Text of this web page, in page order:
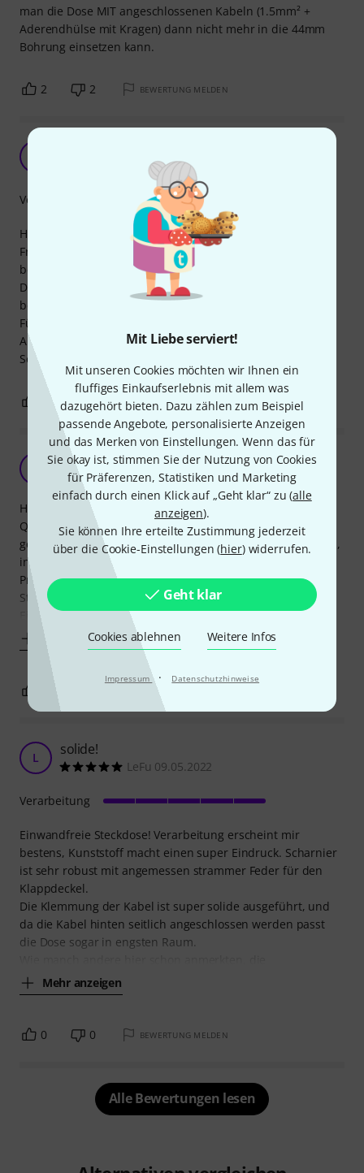
Mit Liebe serviert!
Mit unseren Cookies möchten wir Ihnen ein
fluffiges Einkaufserlebnis mit allem was
dazugehört bieten. Dazu zählen zum Beispiel
passende Angebote, personalisierte Anzeigen
und das Merken von Einstellungen. Wenn das für
Sie okay ist, stimmen Sie der Nutzung von Cookies
für Präferenzen, Statistiken und Marketing
einfach durch einen Klick auf „Geht klar“ zu (alle
anzeigen).
Sie können Ihre erteilte Zustimmung jederzeit
über die Cookie-Einstellungen (hier) widerrufen.
Geht klar
Cookies ablehnen Weitere Infos
Impressum · Datenschutzhinweise
man die Dose MIT angeschlossenen Kabeln (1.5mm² +
Aderendhülse mit Kragen) dann nicht mehr in die 44mm
Bohrung einsetzen kann.
2 2 BEWERTUNG MELDEN
Hans Sanftl 22.08.2018
Hier hanelt es sich um eine Schutzkotaktsteckdose zum
Frotnplatteneinbau. Die Kontakte sind von hinten
berührgeschützt.
Der Deckel ist überstreckbar, so dass ein Winkelstecker
beidseitig gesteckt werden kann.
Für den Innenbereich uneingeschränkt verwendbar. Im
Außenbereich nur für den Festeinbau verwendbar, da kein
Schutzkragen vorhanden.
Verarbeitung
0 BEWERTUNG MELDEN
Verarbeitung ok
Andreas597 23.10.2012
Habe mir einige dieser Steckdosen zugelegt. Von der
Qualität machen sie einen guten Eindruck. Der Einbau
gestaltete sich dann doch etwas schwierig, da das Material,
in welches die Löcher mussten, dann doch eher wie
Presspappe war! daher wäre es schön gewesen, wenn die
Steckdose mehr abdecken würde. Ich denke aber das der
Einbau in Sperrholz-Case oder Metallgehäuse
Mehr anzeigen
BEWERTUNG MELDEN
L solide!
LeFu 09.05.2022
Einwandfreie Steckdose! Verarbeitung erscheint mir
bestens, Kunststoff macht einen super Eindruck. Scharnier
ist sehr robust mit angemessen strammer Feder für den
Klappdeckel.
Die Klemmung der Kabel ist super solide ausgeführt, und
da die Kabel hinten seitlich angeschlossen werden passt
die Dose sogar in engsten Raum.
Mehr anzeigen
Verarbeitung
0 0 BEWERTUNG MELDEN
Alle Bewertungen lesen